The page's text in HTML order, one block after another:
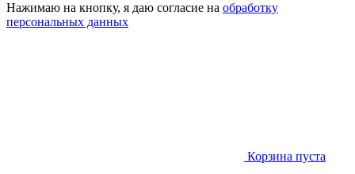
Нажимаю на кнопку, я даю согласие на обработку
персональных данных
Корзина пуста